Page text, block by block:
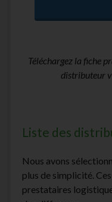
Téléchargez la fiche
distributeur
Liste des
Nous avons
plus de simplicité.
prestataires